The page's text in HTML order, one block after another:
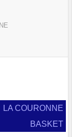
LA COURONNE
BASKET